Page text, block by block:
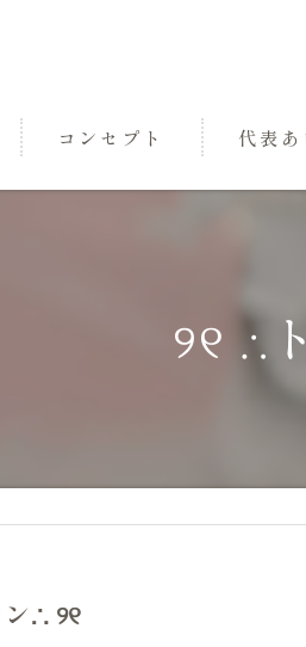
コンセプト 代表あ
୨୧ ∴
ン∴ ୨୧